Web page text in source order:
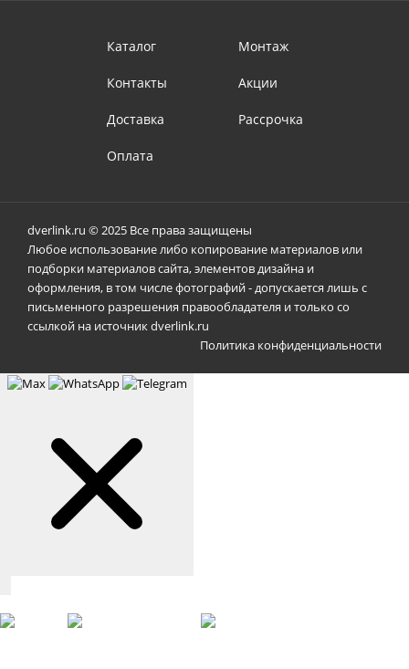
Каталог
Контакты
Доставка
Оплата
Монтаж
Акции
Рассрочка
dverlink.ru © 2025 Все права защищены
Любое использование либо копирование материалов или
подборки материалов сайта, элементов дизайна и
оформления, в том числе фотографий - допускается лишь с
письменного разрешения правообладателя и только со
ссылкой на источник dverlink.ru
Политика конфиденциальности